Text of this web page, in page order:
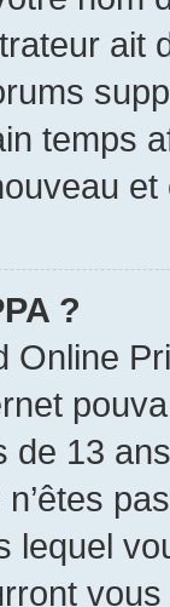
temps
?
Online
de 13
lequel